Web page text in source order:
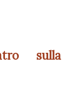
sulla